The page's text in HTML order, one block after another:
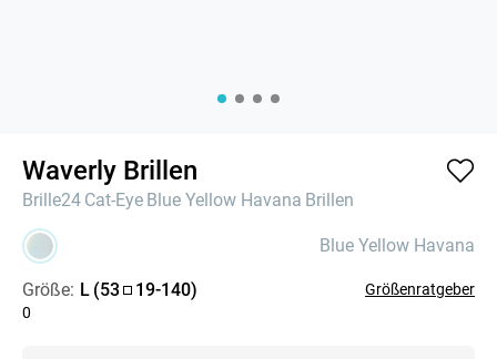
Waverly Brillen
Brille24 Cat-Eye Blue Yellow Havana Brillen
Blue Yellow Havana
Größe: L (53 19-140)
Größenratgeber
0